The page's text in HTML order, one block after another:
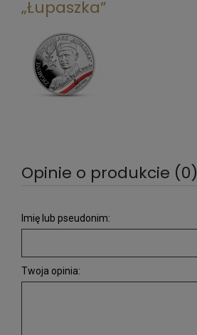
„Łupaszka”
Opinie o produkcie (0)
Imię lub pseudonim:
Twoja opinia: